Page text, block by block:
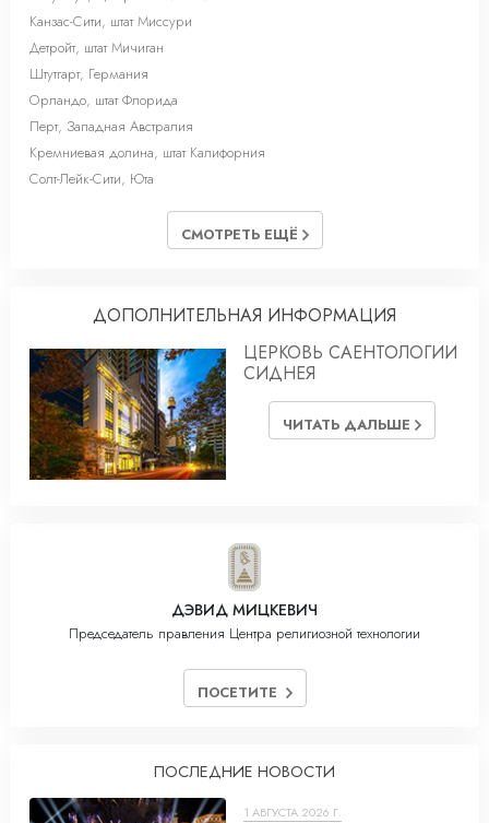
Канзас-Сити, штат Миссури
Детройт, штат Мичиган
Штутгарт, Германия
Орландо, штат Флорида
Перт, Западная Австралия
Кремниевая долина, штат Калифорния
Солт-Лейк-Cити, Юта
СМОТРЕТЬ ЕЩЁ
ДОПОЛНИТЕЛЬНАЯ ИНФОРМАЦИЯ
ЦЕРКОВЬ САЕНТОЛОГИИ
СИДНЕЯ
ЧИТАТЬ ДАЛЬШЕ
ДЭВИД МИЦКЕВИЧ
Председатель правления Центра религиозной технологии
ПОСЕТИТЕ
ПОСЛЕДНИЕ НОВОСТИ
1 АВГУСТА 2026 Г.